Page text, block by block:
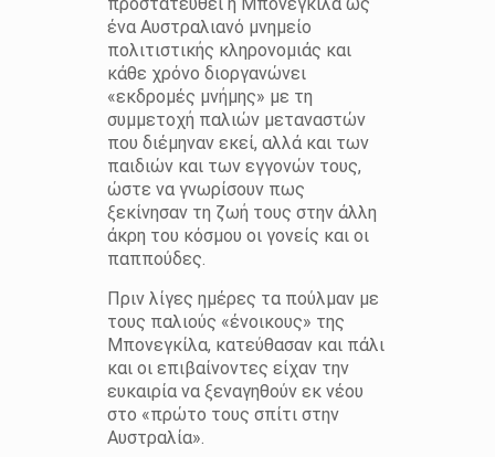
ένα Αυστραλιανό μνημείο
πολιτιστικής κληρονομιάς και
κάθε χρόνο διοργανώνει
«εκδρομές μνήμης» με τη
συμμετοχή παλιών μεταναστών
που διέμηναν εκεί, αλλά και των
παιδιών και των εγγονών τους,
ώστε να γνωρίσουν πως
ξεκίνησαν τη ζωή τους στην άλλη
άκρη του κόσμου οι γονείς και οι
παππούδες.
Πριν λίγες ημέρες τα πούλμαν με
τους παλιούς «ένοικους» της
Μπονεγκίλα, κατεύθασαν και πάλι
και οι επιβαίνοντες είχαν την
ευκαιρία να ξεναγηθούν εκ νέου
στο «πρώτο τους σπίτι στην
Αυστραλία».